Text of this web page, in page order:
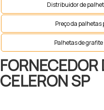
Distribuidor de
Preço da
Palhetas de
FORNECEDOR
CELERON SP